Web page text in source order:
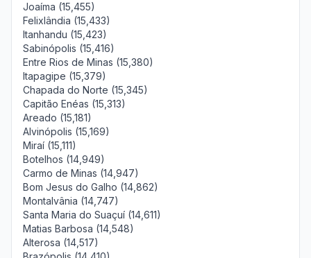
Joaíma (15,455)
Felixlândia (15,433)
Itanhandu (15,423)
Sabinópolis (15,416)
Entre Rios de Minas (15,380)
Itapagipe (15,379)
Chapada do Norte (15,345)
Capitão Enéas (15,313)
Areado (15,181)
Alvinópolis (15,169)
Miraí (15,111)
Botelhos (14,949)
Carmo de Minas (14,947)
Bom Jesus do Galho (14,862)
Montalvânia (14,747)
Santa Maria do Suaçuí (14,611)
Matias Barbosa (14,548)
Alterosa (14,517)